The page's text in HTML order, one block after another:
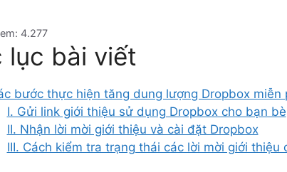
4.277
lục bài viết
bước thực hiện tăng dung lượng Dropbox miễn
I. Gửi link giới thiệu sử dụng Dropbox cho bạn bè
II. Nhận lời mời giới thiệu và cài đặt Dropbox
III. Cách kiểm tra trạng thái các lời mời giới thiệu